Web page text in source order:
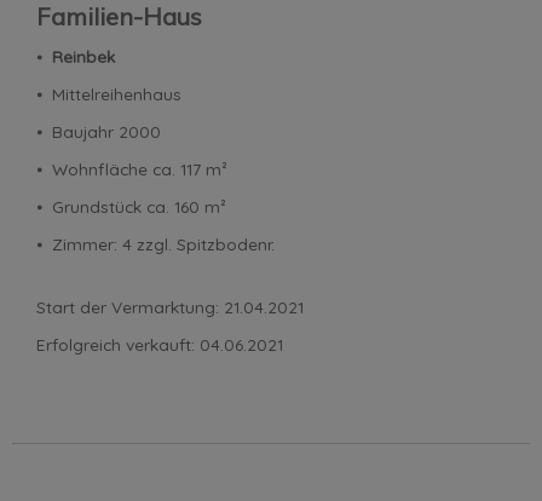
Familien-Haus
⦁ Reinbek
⦁ Mittelreihenhaus
⦁ Baujahr 2000
⦁ Wohnfläche ca. 117 m²
⦁ Grundstück ca. 160 m²
⦁ Zimmer: 4 zzgl. Spitzbodenr.
Start der Vermarktung: 21.04.2021
Erfolgreich verkauft: 04.06.2021